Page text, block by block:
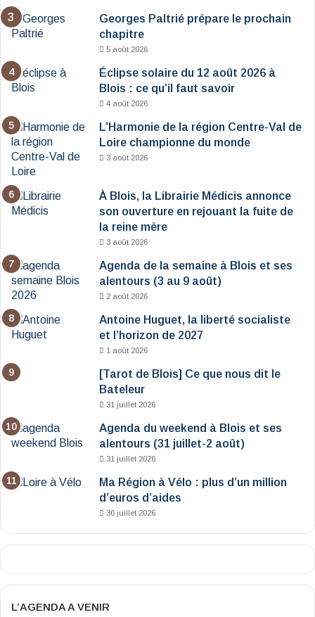
Georges Paltrié prépare le prochain
chapitre
5 août 2026
Éclipse solaire du 12 août 2026 à
Blois : ce qu’il faut savoir
4 août 2026
L’Harmonie de la région Centre-Val de
Loire championne du monde
3 août 2026
À Blois, la Librairie Médicis annonce
son ouverture en rejouant la fuite de
la reine mère
3 août 2026
Agenda de la semaine à Blois et ses
alentours (3 au 9 août)
2 août 2026
Antoine Huguet, la liberté socialiste
et l’horizon de 2027
1 août 2026
[Tarot de Blois] Ce que nous dit le
Bateleur
31 juillet 2026
Agenda du weekend à Blois et ses
alentours (31 juillet-2 août)
31 juillet 2026
Ma Région à Vélo : plus d’un million
d’euros d’aides
30 juillet 2026
L’AGENDA A VENIR